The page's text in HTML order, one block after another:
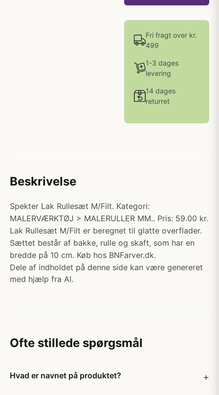
Fri fragt over kr.
499
1-3 dages
levering
14 dages
returret
Beskrivelse
Spekter Lak Rullesæt M/Filt. Kategori:
MALERVÆRKTØJ > MALERULLER MM.. Pris: 59.00 kr.
Lak Rullesæt M/Filt er beregnet til glatte overflader.
Sættet består af bakke, rulle og skaft, som har en
bredde på 10 cm. Køb hos BNFarver.dk.
Dele af indholdet på denne side kan være genereret
med hjælp fra AI.
Ofte stillede spørgsmål
Hvad er navnet på produktet?